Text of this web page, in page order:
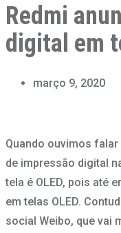
Redmi
digital em
março 9, 2020
Quando ouvimos
de impressão digital
tela é OLED, pois até
em telas OLED.
social Weibo, que vai